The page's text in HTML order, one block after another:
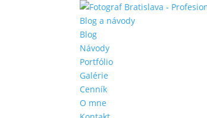
Blog a návody
Blog
Návody
Portfólio
Galérie
Cenník
O mne